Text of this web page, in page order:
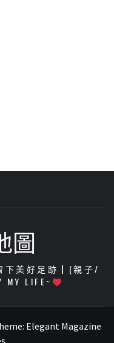
圖
下美好足跡┃(親子/
MY LIFE~
Elegant Magazine